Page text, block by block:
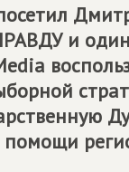
и один